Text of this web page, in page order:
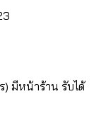
) มีหน้าร้าน รับได้